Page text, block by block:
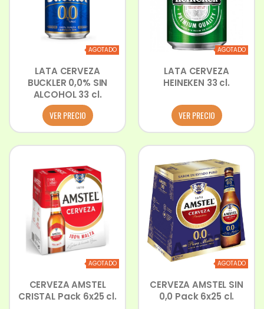
AGOTADO
LATA CERVEZA
BUCKLER 0,0% SIN
ALCOHOL 33 cl.
VER PRECIO
AGOTADO
LATA CERVEZA
HEINEKEN 33 cl.
VER PRECIO
AGOTADO
CERVEZA AMSTEL
CRISTAL Pack 6x25 cl.
AGOTADO
CERVEZA AMSTEL SIN
0,0 Pack 6x25 cl.